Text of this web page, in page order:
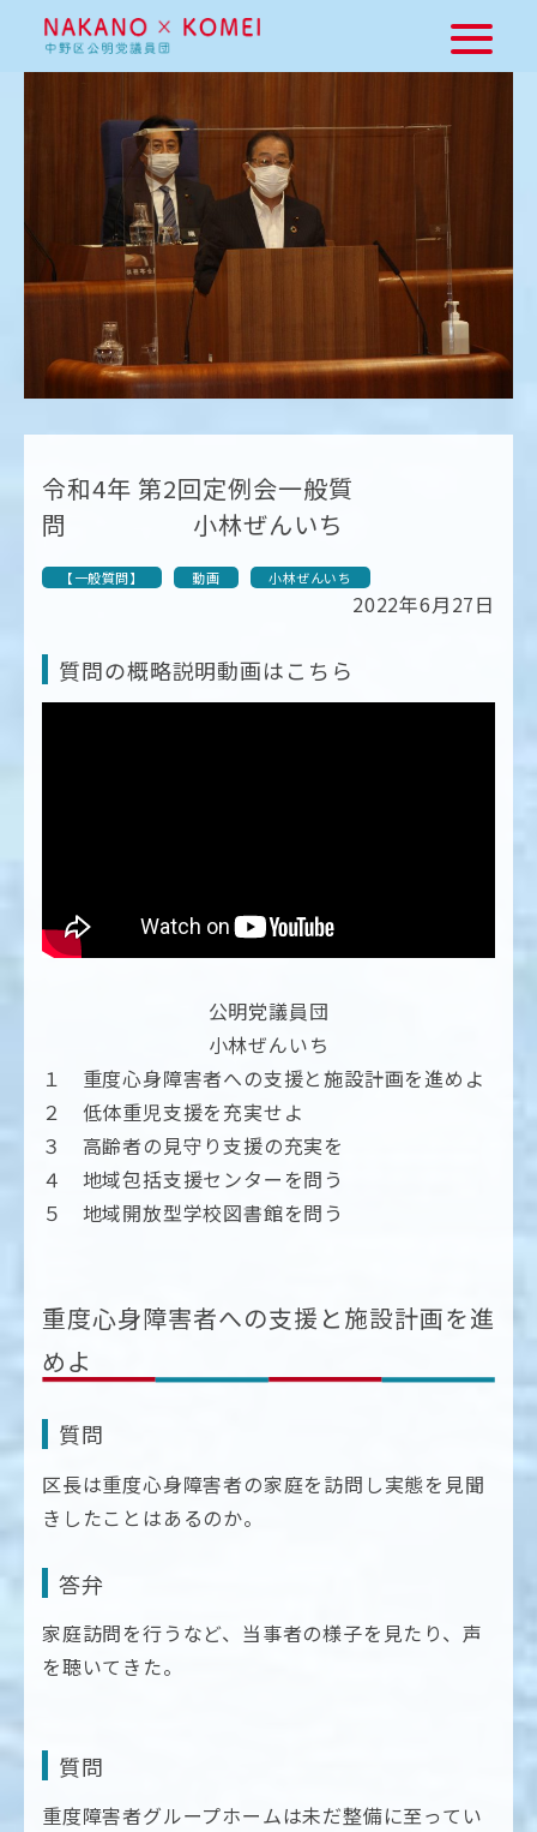
令和4年 第2回定例会一般質
問 小林ぜんいち
【一般質問】 動画 小林ぜんいち
2022年6月27日
質問の概略説明動画はこちら
公明党議員団
小林ぜんいち
１ 重度心身障害者への支援と施設計画を進めよ
２ 低体重児支援を充実せよ
３ 高齢者の見守り支援の充実を
４ 地域包括支援センターを問う
５ 地域開放型学校図書館を問う
重度心身障害者への支援と施設計画を進
めよ
質問
区長は重度心身障害者の家庭を訪問し実態を見聞
きしたことはあるのか。
答弁
家庭訪問を行うなど、当事者の様子を見たり、声
を聴いてきた。
質問
重度障害者グループホームは未だ整備に至ってい